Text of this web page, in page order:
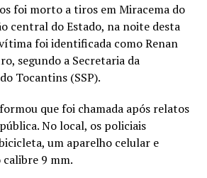
foi morto a tiros em Miracema do
central do Estado, na noite desta
foi identificada como Renan
segundo a Secretaria da
Tocantins (SSP).
que foi chamada após relatos
No local, os policiais
um aparelho celular e
calibre 9 mm.